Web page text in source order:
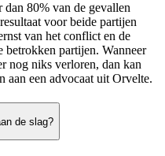
80% van de gevallen
voor beide partijen
van het conflict en de
betrokken partijen. Wanneer
nog niks verloren, dan kan
aan een advocaat uit Orvelte.
de slag?